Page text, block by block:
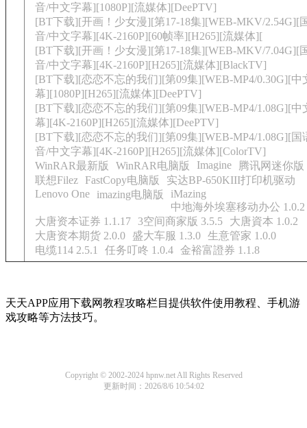
音/中文字幕][1080P][流媒体][DeePTV]
[BT下载][开画！少女漫][第17-18集][WEB-MKV/2.54G][
音/中文字幕][4K-2160P][60帧率][H265][流媒体][
[BT下载][开画！少女漫][第17-18集][WEB-MKV/7.04G][
音/中文字幕][4K-2160P][H265][流媒体][BlackTV]
[BT下载][恋恋不忘的我们][第09集][WEB-MP4/0.30G][中
幕][1080P][H265][流媒体][DeePTV]
[BT下载][恋恋不忘的我们][第09集][WEB-MP4/1.08G][中
幕][4K-2160P][H265][流媒体][DeePTV]
[BT下载][恋恋不忘的我们][第09集][WEB-MP4/1.08G][国
音/中文字幕][4K-2160P][H265][流媒体][ColorTV]
WinRAR最新版
WinRAR电脑版 Imagine
腾讯网迷你版
联想Filez
FastCopy电脑版
实达BP-650KIII打印机驱动
Lenovo One
imazing电脑版
iMazing
中地海外埃塞移动办公 1.0.2
大唐资本证券 1.1.17
3空间商家版 3.5.5
大唐資本 1.0.2
大唐资本期货 2.0.0
盛大车服 1.3.0 生意管家 1.0.0
电缆114 2.5.1
任务叮咚 1.0.4 金裕富證券 1.1.8
天天APP应用下载网教程攻略栏目提供软件使用教程、手机游
戏攻略等方法技巧。
Copyright © 2002-2024 hpnw.net All Rights Reserved
更新时间：2026/8/6 10:54:02